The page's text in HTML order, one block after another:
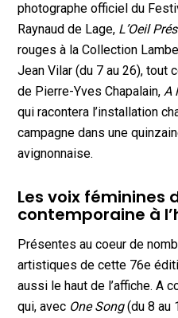
photographe officiel du
Raynaud de Lage, L’Oeil
rouges à la Collection
Jean Vilar (du 7 au 26), tout
de Pierre-Yves Chapalain,A
qui racontera l’installation
campagne dans une
avignonnaise.
Les voix féminines
contemporaine à
Présentes au coeur de
artistiques de cette 76e
aussi le haut de l’affiche. A
qui, avec One Song(du 8 au